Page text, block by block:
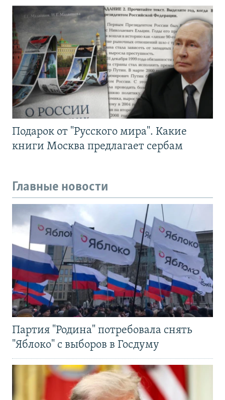
Подарок от "Русского мира". Какие
книги Москва предлагает сербам
Главные новости
Партия "Родина" потребовала снять
"Яблоко" с выборов в Госдуму